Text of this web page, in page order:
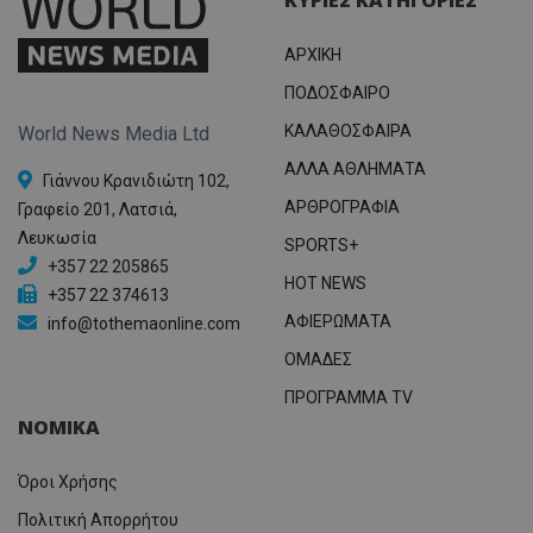
World News Media Ltd
Γιάννου Κρανιδιώτη 102,
Γραφείο 201, Λατσιά,
Λευκωσία
+357 22 205865
+357 22 374613
info@tothemaonline.com
ΑΡΧΙΚΗ
ΠΟΔΟΣΦΑΙΡΟ
ΚΑΛΑΘΟΣΦΑΙΡΑ
ΑΛΛΑ ΑΘΛΗΜΑΤΑ
ΑΡΘΡΟΓΡΑΦΙΑ
SPORTS+
HOT NEWS
ΑΦΙΕΡΩΜΑΤΑ
ΟΜΑΔΕΣ
ΠΡΟΓΡΑΜΜΑ TV
ΝΟΜΙΚΑ
Όροι Χρήσης
Πολιτική Απορρήτου